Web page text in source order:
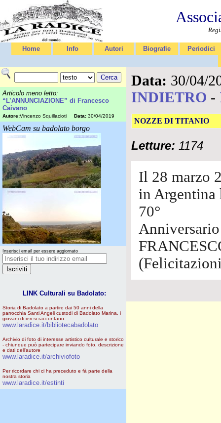
Home Info Autori Biografie Periodici
Articolo meno letto:
“L’ANNUNCIAZIONE” di Francesco
Caivano
Autore:Vincenzo Squillacioti Data: 30/04/2019
WebCam su badolato borgo
Inserisci email per essere aggiornato
LINK Culturali su Badolato:
Storia di Badolato a partire dai 50 anni della
parrocchia Santi Angeli custodi di Badolato Marina, i
giovani di ieri si raccontano.
www.laradice.it/bibliotecabadolato
Archivio di foto di interesse artistico culturale e storico
- chiunque può partecipare inviando foto, descrizione
e dati dell'autore
www.laradice.it/archiviofoto
Per ricordare chi ci ha preceduto e fà parte della
nostra storia
www.laradice.it/estinti
Data: 30/04/
INDIETRO -
NOZZE DI TITANIO
Letture: 1174
Il 28 marzo
in Argentina
70°